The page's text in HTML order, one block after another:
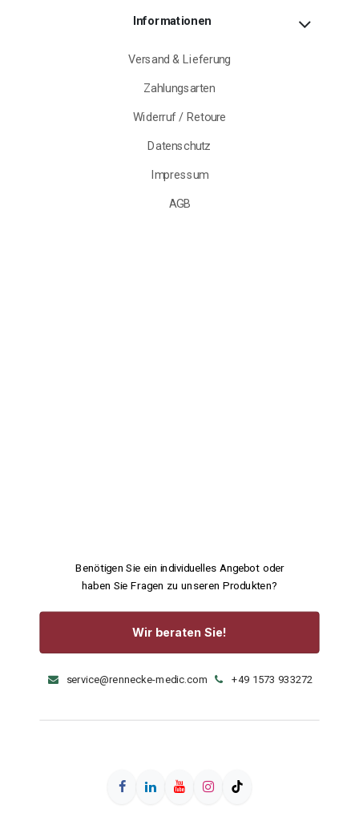
Über uns
Versand & Lieferung
Zahlungsarten
Widerruf / Retoure
Datenschutz
haben Sie Fragen zu unseren Produkten?
Wir beraten Sie!